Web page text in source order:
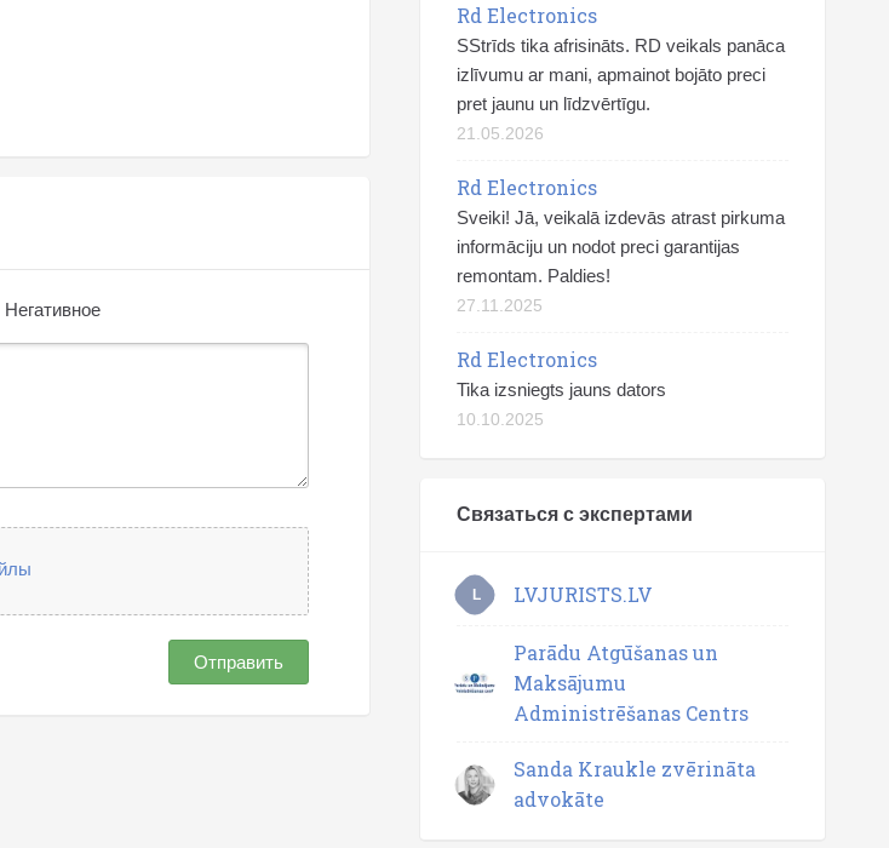
Негативное
Отправить
Rd Electronics
SStrīds tika afrisināts. RD veikals panāca
izlīvumu ar mani, apmainot bojāto preci
pret jaunu un līdzvērtīgu.
21.05.2026
Rd Electronics
Sveiki! Jā, veikalā izdevās atrast pirkuma
informāciju un nodot preci garantijas
remontam. Paldies!
27.11.2025
Rd Electronics
Tika izsniegts jauns dators
10.10.2025
Связаться с экспертами
L LVJURISTS.LV
Parādu Atgūšanas un
Maksājumu
Administrēšanas Centrs
Sanda Kraukle zvērināta
advokāte